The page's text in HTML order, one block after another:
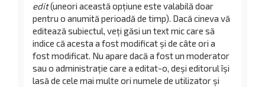
edit(uneori această opțiune este valabilă doar
pentru o anumită perioadă de timp). Dacă cineva vă
editează subiectul, veți găsi un text mic care să
indice că acesta a fost modificat și de câte ori a
fost modificat. Nu apare dacă a fost un moderator
sau o administrație care a editat-o, deși editorul își
lasă de cele mai multe ori numele de utilizator și